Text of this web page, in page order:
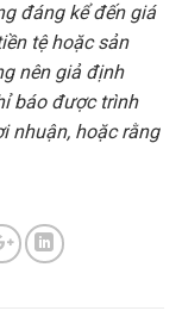
đáng kể đến giá
tệ hoặc sản
nên giả định
báo được trình
nhuận, hoặc rằng